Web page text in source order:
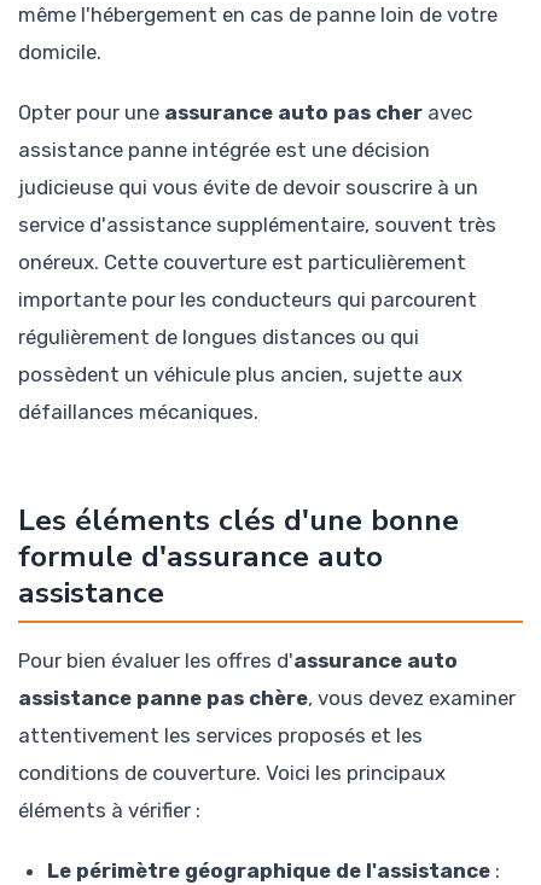
même l'hébergement en cas de panne loin de votre
domicile.
Opter pour une assurance auto pas cher avec
assistance panne intégrée est une décision
judicieuse qui vous évite de devoir souscrire à un
service d'assistance supplémentaire, souvent très
onéreux. Cette couverture est particulièrement
importante pour les conducteurs qui parcourent
régulièrement de longues distances ou qui
possèdent un véhicule plus ancien, sujette aux
défaillances mécaniques.
Les éléments clés d'une bonne
formule d'assurance auto
assistance
Pour bien évaluer les offres d'assurance auto
assistance panne pas chère, vous devez examiner
attentivement les services proposés et les
conditions de couverture. Voici les principaux
éléments à vérifier :
Le périmètre géographique de l'assistance :